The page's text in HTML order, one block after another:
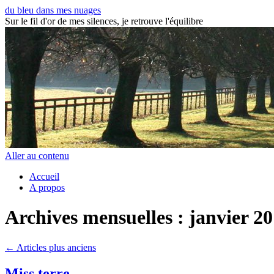
du bleu dans mes nuages
Sur le fil d'or de mes silences, je retrouve l'équilibre
Aller au contenu
Accueil
A propos
Archives mensuelles : janvier
← Articles plus anciens